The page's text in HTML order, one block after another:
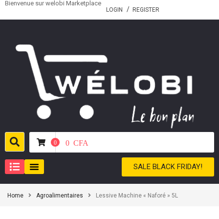
Bienvenue sur welobi Marketplace
LOGIN REGISTER
0 0 CFA
SALE BLACK FRIDAY!
Home Agroalimentaires Lessive Machine « Naforé » 5L